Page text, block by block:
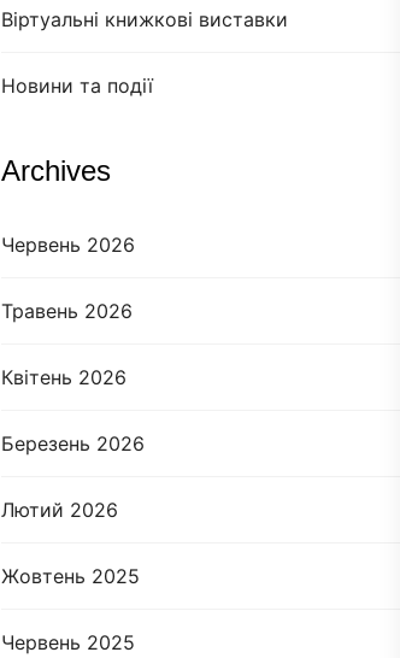
Віртуальні книжкові виставки
Новини та події
Archives
Червень 2026
Травень 2026
Квітень 2026
Березень 2026
Лютий 2026
Жовтень 2025
Червень 2025